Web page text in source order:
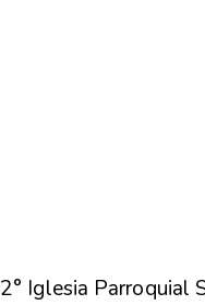
2° Iglesia Parroquial